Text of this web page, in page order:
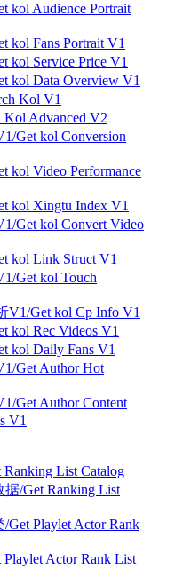
kol Audience Portrait
kol Fans Portrait V1
kol Service Price V1
kol Data Overview V1
Kol V1
Advanced V2
Get kol Conversion
kol Video Performance
kol Xingtu Index V1
Get kol Convert Video
kol Link Struct V1
Get kol Touch
Get kol Cp Info V1
kol Rec Videos V1
kol Daily Fans V1
Get Author Hot
Get Author Content
V1
List Catalog
/Get Ranking List
Playlet Actor Rank
Actor Rank List